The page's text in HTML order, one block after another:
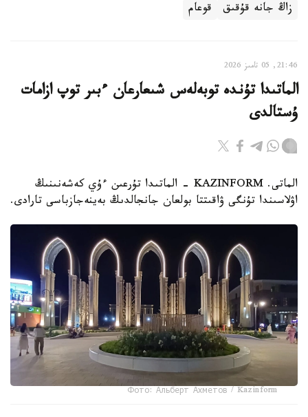
زاڭ جانە قۇقىق قوعام
21:46, 05 تامىز 2026
الماتىدا تۇندە توبەلەس شىعارعان ءبىر توپ ازامات
ۇستالدى
الماتى. KAZINFORM - الماتىدا تۇرعىن ءۇي كەشەنىنىڭ
اۋلاسىندا تۇنگى ۋاقىتتا بولعان جانجالدىڭ بەينەجازباسى تارادى.
Фото: Альберт Ахметов / Kazinform